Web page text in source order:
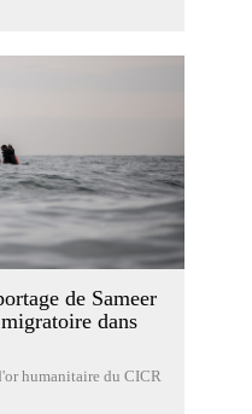
de Sameer
dans
humanitaire du CICR